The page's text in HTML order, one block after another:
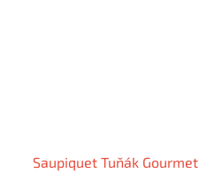
Saupiquet Tuňák